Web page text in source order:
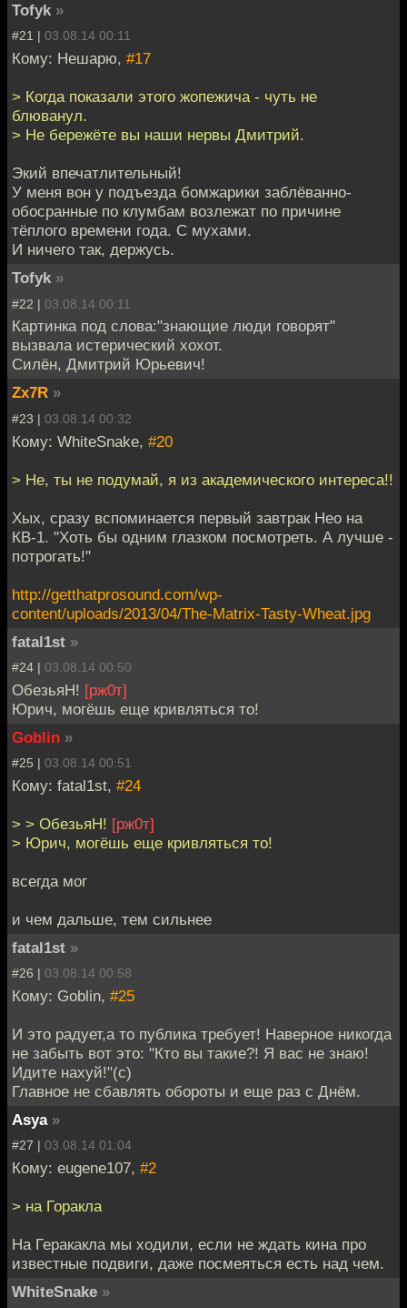
Tofyk »
#21 | 03.08.14 00:11
Кому: Нешарю, #17
> Когда показали этого жопежича - чуть не
блюванул.
> Не бережёте вы наши нервы Дмитрий.
Экий впечатлительный!
У меня вон у подъезда бомжарики заблёванно-
обосранные по клумбам возлежат по причине
тёплого времени года. С мухами.
И ничего так, держусь.
Tofyk »
#22 | 03.08.14 00:11
Картинка под слова:"знающие люди говорят"
вызвала истерический хохот.
Силён, Дмитрий Юрьевич!
Zx7R »
#23 | 03.08.14 00:32
Кому: WhiteSnake, #20
> Не, ты не подумай, я из академического интереса!!
Хых, сразу вспоминается первый завтрак Нео на
КВ-1. "Хоть бы одним глазком посмотреть. А лучше -
потрогать!"
http://getthatprosound.com/wp-
content/uploads/2013/04/The-Matrix-Tasty-Wheat.jpg
fatal1st »
#24 | 03.08.14 00:50
ОбезьяН! [рж0т]
Юрич, могёшь еще кривляться то!
Goblin »
#25 | 03.08.14 00:51
Кому: fatal1st, #24
> > ОбезьяН! [рж0т]
> Юрич, могёшь еще кривляться то!
всегда мог
и чем дальше, тем сильнее
fatal1st »
#26 | 03.08.14 00:58
Кому: Goblin, #25
И это радует,а то публика требует! Наверное никогда
не забыть вот это: "Кто вы такие?! Я вас не знаю!
Идите нахуй!"(с)
Главное не сбавлять обороты и еще раз с Днём.
Asya »
#27 | 03.08.14 01:04
Кому: eugene107, #2
> на Горакла
На Геракакла мы ходили, если не ждать кина про
известные подвиги, даже посмеяться есть над чем.
WhiteSnake »